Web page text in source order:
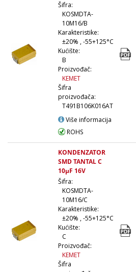
Šifra:
KOSMDTA-
10M16/B
Karakteristike:
±20% , -55+125°C
Kućište:
B
Proizvođač:
KEMET
Šifra
proizvođača:
T491B106K016AT
Više informacija
ROHS
KONDENZATOR
SMD TANTAL C
10µF 16V
Šifra:
KOSMDTA-
10M16/C
Karakteristike:
±20% , -55+125°C
Kućište:
C
Proizvođač:
KEMET
Šifra